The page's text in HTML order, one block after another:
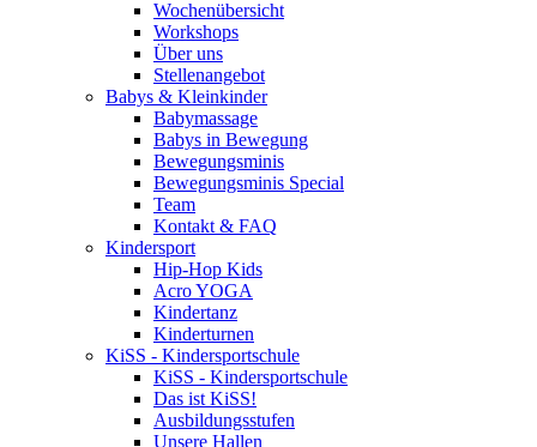
Wochenübersicht
Workshops
Über uns
Stellenangebot
Babys & Kleinkinder
Babymassage
Babys in Bewegung
Bewegungsminis
Bewegungsminis Special
Team
Kontakt & FAQ
Kindersport
Hip-Hop Kids
Acro YOGA
Kindertanz
Kinderturnen
KiSS - Kindersportschule
KiSS - Kindersportschule
Das ist KiSS!
Ausbildungsstufen
Unsere Hallen